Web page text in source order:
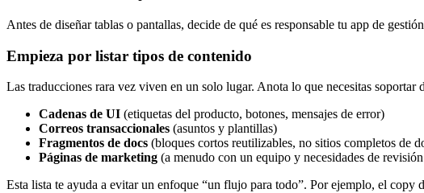
Antes de diseñar tablas o pantallas, decide de qué es responsable tu app de
Empieza por listar tipos de contenido
Las traducciones rara vez viven en un solo lugar. Anota lo que necesitas soportar
Cadenas de UI (etiquetas del producto, botones, mensajes de error)
Correos transaccionales (asuntos y plantillas)
Fragmentos de docs (bloques cortos reutilizables, no sitios completos de
Páginas de marketing (a menudo con un equipo y necesidades de
Esta lista te ayuda a evitar un enfoque “un flujo para todo”. Por ejemplo, el copy